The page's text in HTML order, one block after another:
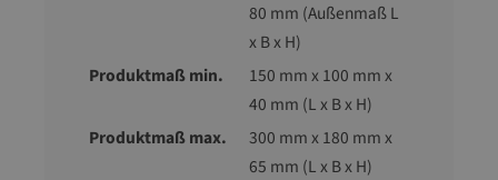
80 mm (Außenmaß L
x B x H)
Produktmaß min.
150 mm x 100 mm x
40 mm (L x B x H)
Produktmaß max.
300 mm x 180 mm x
65 mm (L x B x H)